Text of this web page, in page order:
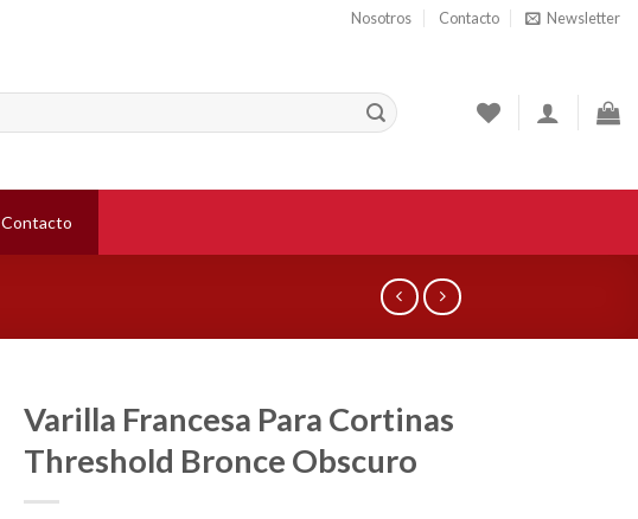
Nosotros Contacto Newsletter
Contacto
Varilla Francesa Para Cortinas
Threshold Bronce Obscuro